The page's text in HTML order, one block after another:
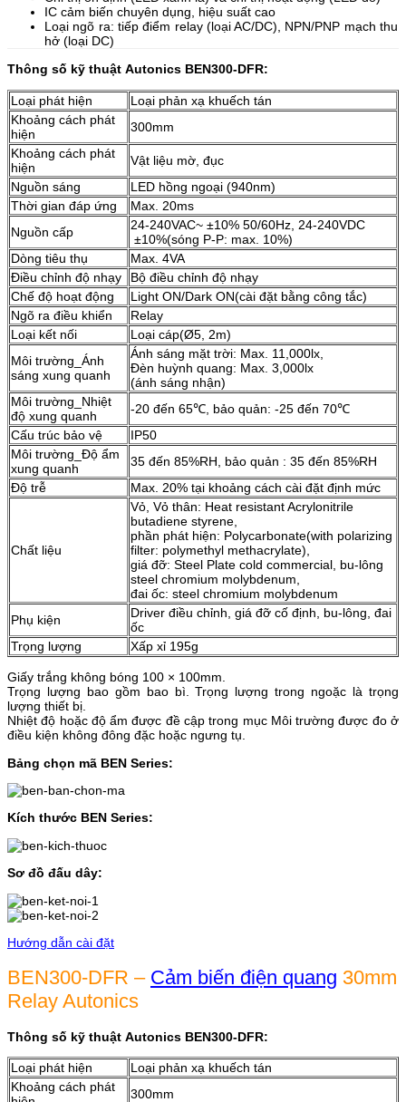
IC cảm biến chuyên dụng, hiệu suất cao
Loại ngõ ra: tiếp điểm relay (loại AC/DC), NPN/PNP mạch thu
hở (loại DC)
Thông số kỹ thuật Autonics BEN300-DFR:
Loại phát hiện
Loại phản xạ khuếch tán
Khoảng cách phát
hiện
300mm
Khoảng cách phát
hiện
Vật liệu mờ, đục
Nguồn sáng
LED hồng ngoại (940nm)
Thời gian đáp ứng
Max. 20ms
Nguồn cấp
24-240VAC~ ±10% 50/60Hz, 24-240VDC
±10%(sóng P-P: max. 10%)
Dòng tiêu thụ
Max. 4VA
Điều chỉnh độ nhạy
Bộ điều chỉnh độ nhạy
Chế độ hoạt động
Light ON/Dark ON(cài đặt bằng công tắc)
Ngõ ra điều khiển
Relay
Loại kết nối
Loại cáp(Ø5, 2m)
Môi trường_Ánh
sáng xung quanh
Ánh sáng mặt trời: Max. 11,000lx,
Đèn huỳnh quang: Max. 3,000lx
(ánh sáng nhận)
Môi trường_Nhiệt
độ xung quanh
-20 đến 65℃, bảo quản: -25 đến 70℃
Cấu trúc bảo vệ
IP50
Môi trường_Độ ẩm
xung quanh
35 đến 85%RH, bảo quản : 35 đến 85%RH
Độ trễ
Max. 20% tại khoảng cách cài đặt định mức
Chất liệu
Vỏ, Vỏ thân: Heat resistant Acrylonitrile
butadiene styrene,
phần phát hiện: Polycarbonate(with polarizing
filter: polymethyl methacrylate),
giá đỡ: Steel Plate cold commercial, bu-lông
steel chromium molybdenum,
đai ốc: steel chromium molybdenum
Phụ kiện
Driver điều chỉnh, giá đỡ cố định, bu-lông, đai
ốc
Trọng lượng
Xấp xỉ 195g
Giấy trắng không bóng 100 × 100mm.
Trọng lượng bao gồm bao bì. Trọng lượng trong ngoặc là trọng
lượng thiết bị.
Nhiệt độ hoặc độ ẩm được đề cập trong mục Môi trường được đo ở
điều kiện không đông đặc hoặc ngưng tụ.
Bảng chọn mã BEN Series:
Kích thước BEN Series:
Sơ đồ đấu dây:
Hướng dẫn cài đặt
BEN300-DFR – Cảm biến điện quang 30mm
Relay Autonics
Thông số kỹ thuật Autonics BEN300-DFR:
Loại phát hiện
Loại phản xạ khuếch tán
Khoảng cách phát
300mm